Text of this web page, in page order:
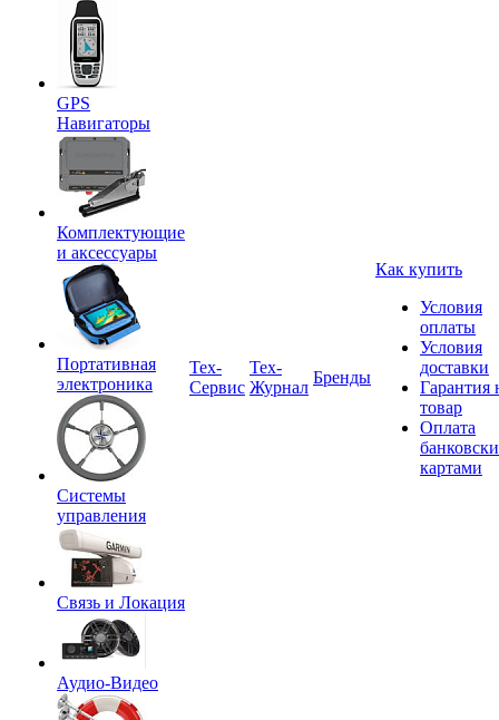
GPS
Навигаторы
Комплектующие
и аксессуары
Портативная
электроника
Системы
управления
Связь и Локация
Аудио-Видео
Tex-
Сервис
Тех-
Журнал
Бренды
Как купить
Условия
оплаты
Условия
доставки
Гарантия
товар
Оплата
картами